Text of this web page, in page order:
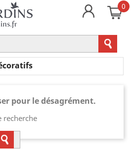
0
pour le désagrément.
recherche